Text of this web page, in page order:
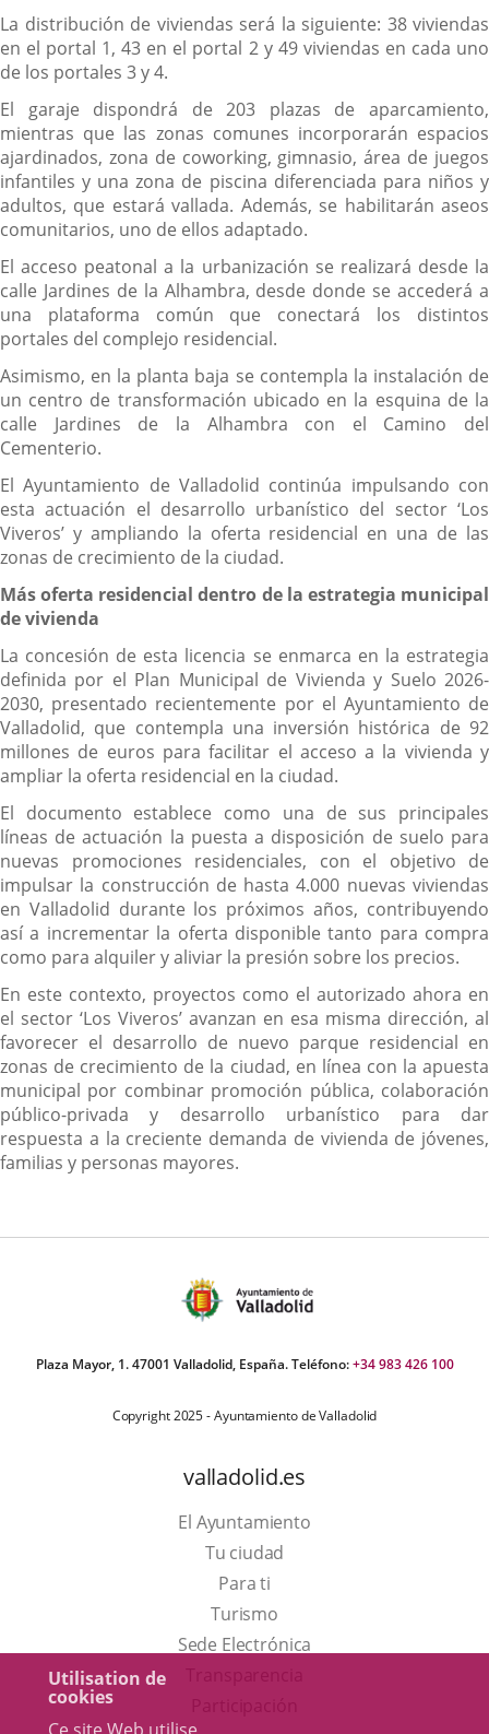
Utilisation de
cookies
La distribución de viviendas será la siguiente: 38 viviendas
en el portal 1, 43 en el portal 2 y 49 viviendas en cada uno
de los portales 3 y 4.
El garaje dispondrá de 203 plazas de aparcamiento,
mientras que las zonas comunes incorporarán espacios
ajardinados, zona de coworking, gimnasio, área de juegos
infantiles y una zona de piscina diferenciada para niños y
adultos, que estará vallada. Además, se habilitarán aseos
comunitarios, uno de ellos adaptado.
El acceso peatonal a la urbanización se realizará desde la
calle Jardines de la Alhambra, desde donde se accederá a
una plataforma común que conectará los distintos
portales del complejo residencial.
Asimismo, en la planta baja se contempla la instalación de
un centro de transformación ubicado en la esquina de la
calle Jardines de la Alhambra con el Camino del
Cementerio.
El Ayuntamiento de Valladolid continúa impulsando con
esta actuación el desarrollo urbanístico del sector ‘Los
Viveros’ y ampliando la oferta residencial en una de las
zonas de crecimiento de la ciudad.
Más oferta residencial dentro de la estrategia municipal
de vivienda
La concesión de esta licencia se enmarca en la estrategia
definida por el Plan Municipal de Vivienda y Suelo 2026-
2030, presentado recientemente por el Ayuntamiento de
Valladolid, que contempla una inversión histórica de 92
millones de euros para facilitar el acceso a la vivienda y
ampliar la oferta residencial en la ciudad.
El documento establece como una de sus principales
líneas de actuación la puesta a disposición de suelo para
nuevas promociones residenciales, con el objetivo de
impulsar la construcción de hasta 4.000 nuevas viviendas
en Valladolid durante los próximos años, contribuyendo
así a incrementar la oferta disponible tanto para compra
como para alquiler y aliviar la presión sobre los precios.
En este contexto, proyectos como el autorizado ahora en
el sector ‘Los Viveros’ avanzan en esa misma dirección, al
favorecer el desarrollo de nuevo parque residencial en
zonas de crecimiento de la ciudad, en línea con la apuesta
municipal por combinar promoción pública, colaboración
público-privada y desarrollo urbanístico para dar
respuesta a la creciente demanda de vivienda de jóvenes,
familias y personas mayores.
Plaza Mayor, 1. 47001 Valladolid, España. Teléfono:+34 983 426 100
Copyright 2025 - Ayuntamiento de Valladolid
valladolid.es
El Ayuntamiento
Tu ciudad
Para ti
TurismoEste
enlace
Sede Electrónica